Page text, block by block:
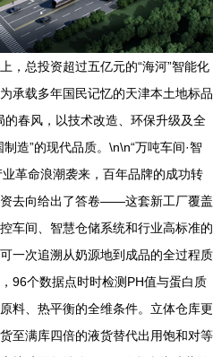
，总投资超过五亿元的“海河”智能化
承载多年国民记忆的天津本土地标品
的春风，以技术改造、环保升级及全
造”的现代品质。\n\n“万吨车间·智
革命浪潮袭来，百年品牌的成功转
去向给出了答卷——这套新工厂覆盖
车间、智慧仓储系统和行业高标准的
一次追溯从奶源地到成品的全过程质
96个数据点时时检测PH值与蛋白质
料、热平衡的全维条件。立体仓库更
至满库四倍的液货替代出用饱和对等